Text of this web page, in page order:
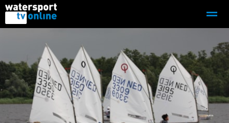
Motorboot-sloep
Home Contact Bellen Zoeken